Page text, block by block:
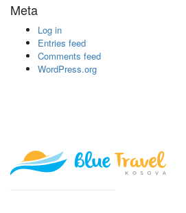
Meta
Log in
Entries feed
Comments feed
WordPress.org